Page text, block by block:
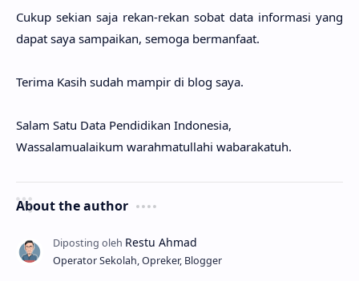
Cukup sekian saja rekan-rekan sobat data informasi yang
dapat saya sampaikan, semoga bermanfaat.
Terima Kasih sudah mampir di blog saya.
Salam Satu Data Pendidikan Indonesia,
Wassalamualaikum warahmatullahi wabarakatuh.
About the author
Operator Sekolah, Opreker, Blogger